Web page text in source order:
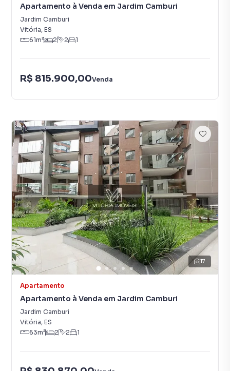
Apartamento à Venda em Jardim Camburi
Jardim Camburi
Vitória, ES
61m² 2 2 1
R$ 815.900,00Venda
17
Apartamento
Apartamento à Venda em Jardim Camburi
Jardim Camburi
Vitória, ES
63m² 2 2 1